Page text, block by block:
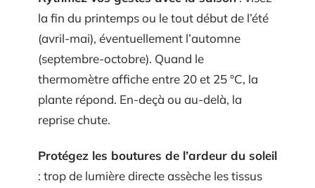
la fin du printemps ou le tout début de l’été
(avril-mai), éventuellement l’automne
(septembre-octobre). Quand le
thermomètre affiche entre 20 et 25 °C, la
plante répond. En-deçà ou au-delà, la
reprise chute.
Protégez les boutures de l’ardeur du soleil
: trop de lumière directe assèche les tissus